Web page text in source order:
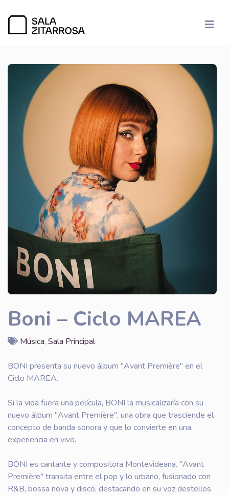
Boni – Ciclo MAREA
Música, Sala Principal
BONI presenta su nuevo álbum "Avant Première" en el
Ciclo MAREA.
Si la vida fuera una película, BONI la musicalizaría con su
nuevo álbum "Avant Première", una obra que trasciende el
concepto de banda sonora y que lo convierte en una
experiencia en vivo.
BONI es cantante y compositora Montevideana. "Avant
Première" transita entre el pop y lo urbano, fusionado con
R&B, bossa nova y disco, destacando en su voz destellos